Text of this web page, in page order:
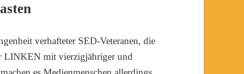
verhafteter SED-Veteranen, die
LINKEN mit vierzigjähriger und